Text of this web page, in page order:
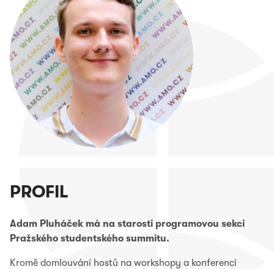
PROFIL
Adam Pluháček má na starosti programovou sekci
Pražského studentského summitu.
Kromě domlouvání hostů na workshopy a konferenci